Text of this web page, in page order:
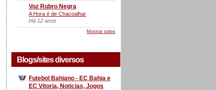
Voz Rubro Negra
A Hora é de Chacoalhar
Há 12 anos
Mostrar todos
Blogs/sites diversos
Futebol Bahiano - EC Bahia e
EC Vitoria, Noticias, Jogos